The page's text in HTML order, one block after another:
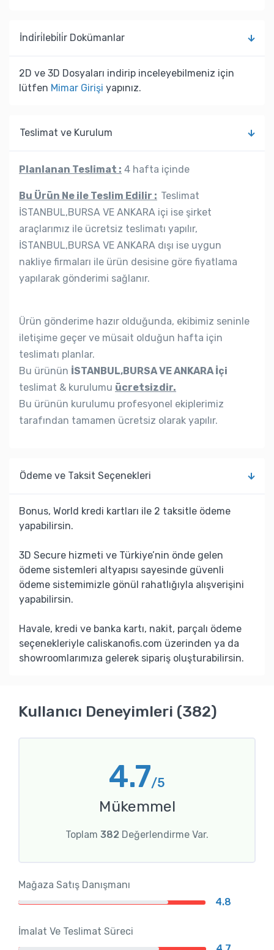
İndi̇ri̇lebi̇li̇r Dokümanlar
2D ve 3D Dosyaları indirip inceleyebilmeniz için
lütfen Mimar Girişi yapınız.
Teslimat ve Kurulum
Planlanan Teslimat : 4 hafta içinde
Bu Ürün Ne ile Teslim Edilir : Teslimat
İSTANBUL,BURSA VE ANKARA içi ise şirket
araçlarımız ile ücretsiz teslimatı yapılır,
İSTANBUL,BURSA VE ANKARA dışı ise uygun
nakliye firmaları ile ürün desisine göre fiyatlama
yapılarak gönderimi sağlanır.
Ürün gönderime hazır olduğunda, ekibimiz seninle
iletişime geçer ve müsait olduğun hafta için
teslimatı planlar.
Bu ürünün İSTANBUL,BURSA VE ANKARA İçi
teslimat & kurulumu ücretsizdir.
Bu ürünün kurulumu profesyonel ekiplerimiz
tarafından tamamen ücretsiz olarak yapılır.
Ödeme ve Taksit Seçenekleri
Bonus, World kredi kartları ile 2 taksitle ödeme
yapabilirsin.
3D Secure hizmeti ve Türkiye’nin önde gelen
ödeme sistemleri altyapısı sayesinde güvenli
ödeme sistemimizle gönül rahatlığıyla alışverişini
yapabilirsin.
Havale, kredi ve banka kartı, nakit, parçalı ödeme
seçenekleriyle caliskanofis.com üzerinden ya da
showroomlarımıza gelerek sipariş oluşturabilirsin.
Kullanıcı Deneyimleri (382)
4.7/5
Mükemmel
Toplam 382 Değerlendirme Var.
Mağaza Satış Danışmanı
4.8
İmalat Ve Teslimat Süreci